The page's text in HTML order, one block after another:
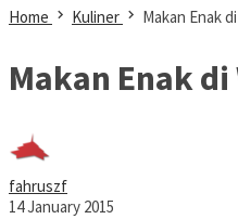
Home Kuliner Makan Enak
Makan Enak
fahruszf
14 January 2015